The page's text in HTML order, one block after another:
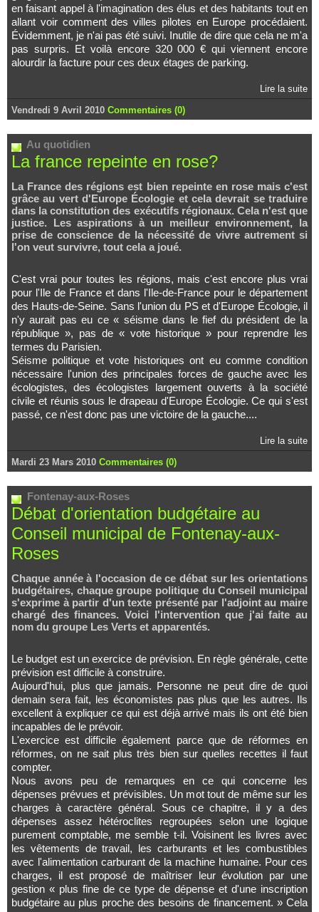
en faisant appel à l'imagination des élus et des habitants tout en
allant voir comment des villes pilotes en Europe procédaient.
Évidemment, je n'ai pas été suivi. Inutile de dire que cela ne m'a
pas surpris. Et voilà encore 320 000 € qui viennent encore
alourdir la facture pour ces deux étages de parking.
Lire la suite
Vendredi 9 Avril 2010 Commentaires (0)
Au quotidien
La france repeinte en rose?
La France des régions est bien repeinte en rose mais c'est
grâce au vert d'Europe Écologie et cela devrait se traduire
dans la constitution des exécutifs régionaux. Cela n'est que
justice. Les aspirations à un meilleur environnement, la
prise de conscience de la nécessité de vivre autrement si
l'on veut survivre, tout cela a joué.
C'est vrai pour toutes les régions, mais c'est encore plus vrai
pour l'Ile de France et dans l'Ile-de-France pour le département
des Hauts-de-Seine. Sans l'union du PS et d'Europe Écologie, il
n'y aurait pas eu ce « séisme dans le fief du président de la
république », pas de « vote historique » pour reprendre les
termes du Parisien.
Séisme politique et vote historiques ont eu comme condition
nécessaire l'union des principales forces de gauche avec les
écologistes, des écologistes largement ouverts à la société
civile et réunis sous le drapeau d'Europe Écologie. Ce qui s'est
passé, ce n'est donc pas une victoire de la gauche....
Lire la suite
Mardi 23 Mars 2010 Commentaires (0)
Fontenay-aux-Roses
Débat d'orientation budgétaire au
Conseil municipal de Fontenay-aux-
Roses
Chaque année à l'occasion de ce débat sur les orientations
budgétaires, chaque groupe politique du Conseil municipal
s'exprime à partir d'un texte présenté par l'adjoint au maire
chargé des finances. Voici l'intervention que j'ai faite au
nom du groupe Les Verts et apparentés.
Le budget est un exercice de prévision. En règle générale, cette
prévision est difficile à construire.
Aujourd'hui, plus que jamais. Personne ne peut dire de quoi
demain sera fait, les économistes pas plus que les autres. Ils
excellent à expliquer ce qui est déjà arrivé mais ils ont été bien
incapables de le prévoir.
L'exercice est difficile également parce que de réformes en
réformes, on ne sait plus très bien sur quelles recettes il faut
compter.
Nous avons peu de remarques en ce qui concerne les
dépenses prévues et prévisibles. Un mot tout de même sur les
charges à caractère général. Sous ce chapitre, il y a des
dépenses assez hétéroclites regroupées selon une logique
purement comptable, me semble t-il. Voisinent les livres avec
les vêtements de travail, les carburants et les combustibles
avec l'alimentation carburant de la machine humaine. Pour ces
charges, il est proposé de maîtriser leur évolution par une
gestion « plus fine de ce type de dépense et d'une inscription
budgétaire au plus proche des besoins de financement. » Cela